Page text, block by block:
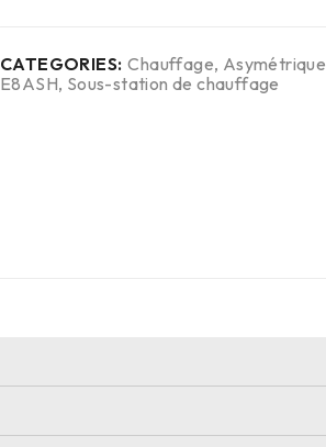
CATEGORIES: Chauffage, Asymétrique
E8ASH, Sous-station de chauffage